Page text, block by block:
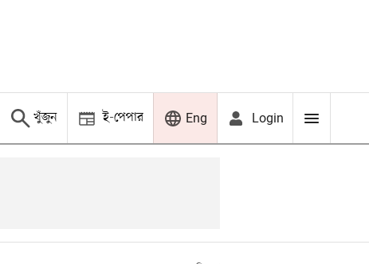
খুঁজুন ই-পেপার Eng Login